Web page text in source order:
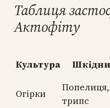
Таблиця
Актофіту
Культура
Огірки
Попелиця,
трипс